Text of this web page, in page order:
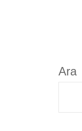
Ferhat R. KİBAROĞLU
Ara